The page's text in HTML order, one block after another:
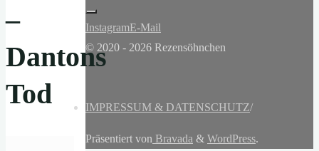
–
Dantons
Tod
InstagramE-Mail
© 2020 - 2026 Rezensöhnchen
IMPRESSUM & DATENSCHUTZ/
Präsentiert von Bravada & WordPress.